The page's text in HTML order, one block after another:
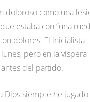
doloroso como una
estaba con “una
dolores. El inicialista
pero en la víspera
del partido.
Dios siempre he jugado